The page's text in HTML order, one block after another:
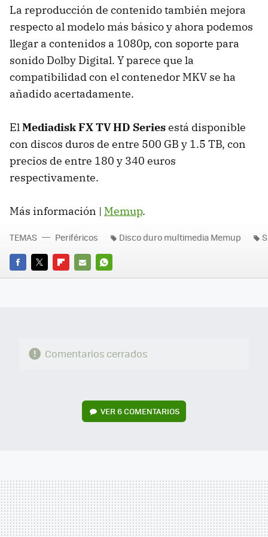
La reproducción de contenido también mejora
respecto al modelo más básico y ahora podemos
llegar a contenidos a 1080p, con soporte para
sonido Dolby Digital. Y parece que la
compatibilidad con el contenedor MKV se ha
añadido acertadamente.
ElMediadisk FX TV HD Seriesestá disponible
con discos duros de entre 500 GB y 1.5 TB, con
precios de entre 180 y 340 euros
respectivamente.
Más información | Memup.
FACEBOOK
TWITTERFLIPBOARD
E-
WHATSAPP
TEMAS Periféricos Disco duro multimedia Memup
Comentarios cerrados
VER6 COMENTARIOS